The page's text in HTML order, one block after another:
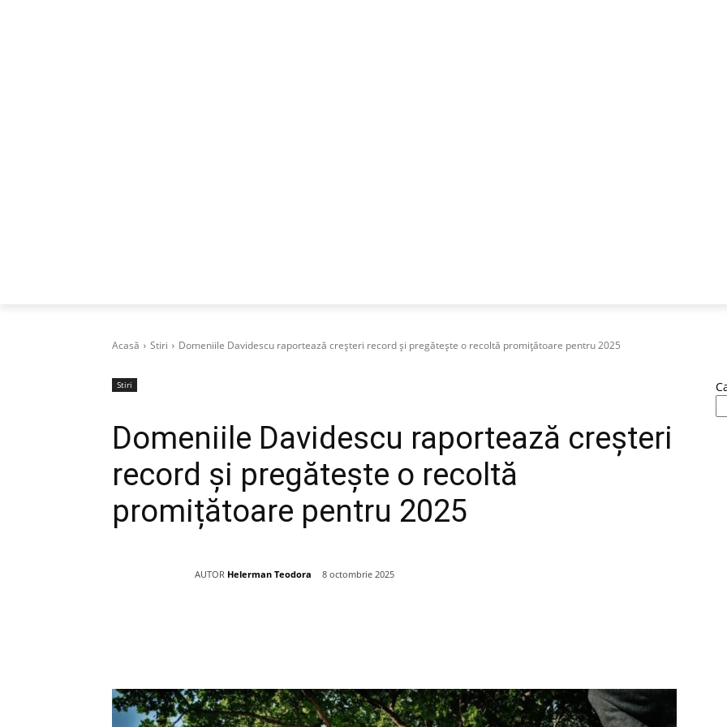
Acasă Stiri Domeniile Davidescu raportează creșteri record și pregătește o recoltă promițătoare pentru 2025
Stiri
Domeniile Davidescu raportează creșteri
record și pregătește o recoltă
promițătoare pentru 2025
AUTOR Helerman Teodora 8 octombrie 2025